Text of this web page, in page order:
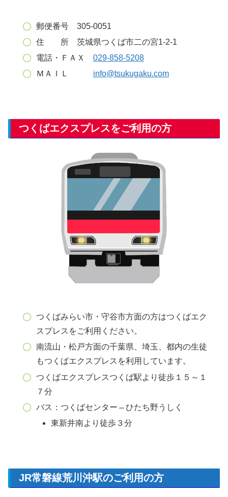
郵便番号 305-0051
住 所 茨城県つくば市二の宮1-2-1
電話・ＦＡＸ 029-858-5208
ＭＡＩＬ info@tsukugaku.com
つくばエクスプレスをご利用の方
つくばみらい市・守谷市方面の方はつくばエク
スプレスをご利用ください。
南流山・松戸方面の千葉県、埼玉、都内の生徒
もつくばエクスプレスを利用しています。
つくばエクスプレスつくば駅より徒歩１５～１
７分
バス：つくばセンター⇔ひたち野うしく
東新井南より徒歩３分
JR常磐線荒川沖駅のご利用の方